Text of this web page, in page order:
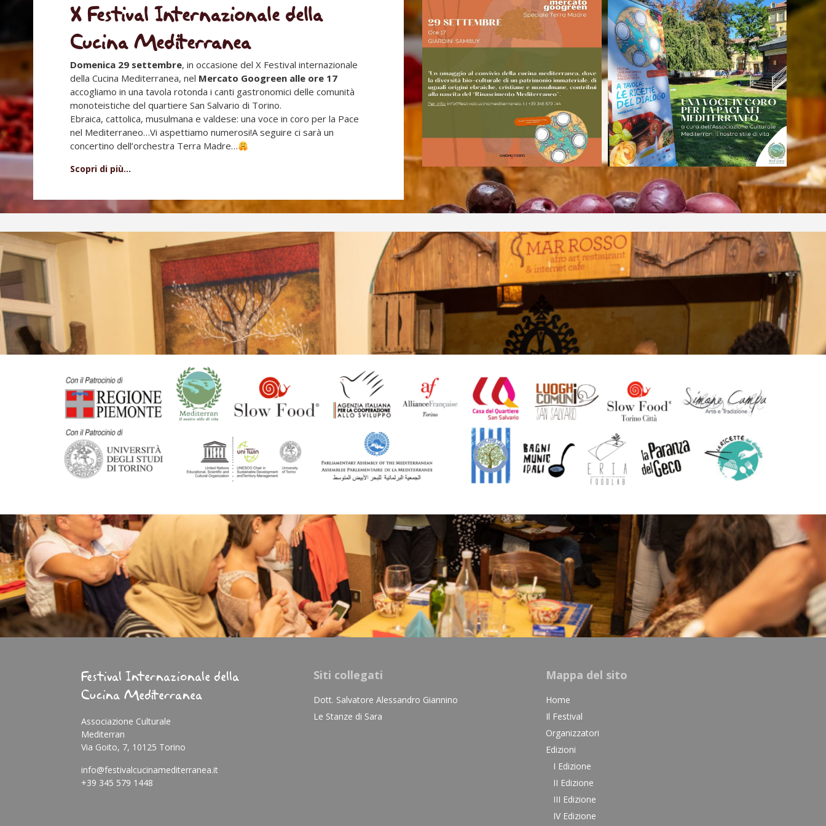
X Festival Internazionale della
Cucina Mediterranea
Domenica 29 settembre, in occasione del X Festival internazionale
della Cucina Mediterranea, nel Mercato Googreen alle ore 17
accogliamo in una tavola rotonda i canti gastronomici delle comunità
monoteistiche del quartiere San Salvario di Torino.
Ebraica, cattolica, musulmana e valdese: una voce in coro per la Pace
nel Mediterraneo…Vi aspettiamo numerosi!A seguire ci sarà un
concertino dell’orchestra Terra Madre…
Scopri di più…
Festival Internazionale della
Cucina Mediterranea
Associazione Culturale
Mediterran
Via Goito, 7, 10125 Torino
info@festivalcucinamediterranea.it
+39 345 579 1448
Siti collegati
Dott. Salvatore Alessandro Giannino
Le Stanze di Sara
Mappa del sito
Home
Il Festival
Organizzatori
Edizioni
I Edizione
II Edizione
III Edizione
IV Edizione